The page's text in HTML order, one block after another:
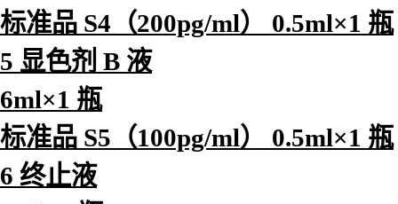
标准品 S4（200pg/ml） 0.5ml×1 瓶
5 显色剂 B 液
6ml×1 瓶
标准品 S5（100pg/ml） 0.5ml×1 瓶
6 终止液